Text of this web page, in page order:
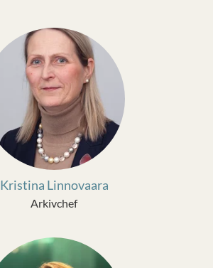
Kristina Linnovaara
Arkivchef